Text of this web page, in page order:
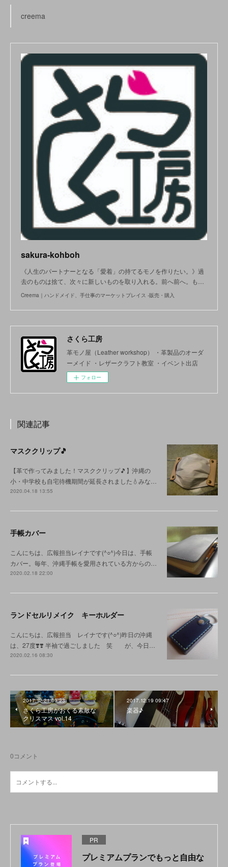
creema
sakura-kohboh
《人生のパートナーとなる「愛着」の持てるモノを作りたい。》過
去のものは捨て、次々に新しいものを取り入れる。前へ前へ。も…
Creema｜ハンドメイド、手仕事のマーケットプレイス -販売・購入
さくら工房
革モノ屋（Leather workshop） ・革製品のオーダ
ーメイド ・レザークラフト教室 ・イベント出店
フォロー
関連記事
マスククリップ🎵
【革で作ってみました！マスククリップ🎵】沖縄の
小・中学校も自宅待機期間が延長されました💧みな…
2020.04.18 13:55
手帳カバー
こんにちは、広報担当レイナです(^○^)今日は、手帳
カバー。毎年、沖縄手帳を愛用されている方からの…
2020.02.18 22:00
ランドセルリメイク キーホルダー
こんにちは、広報担当 レイナです(^○^)昨日の沖縄
は、27度❣️❣️ 半袖で過ごしました 笑 が、今日…
2020.02.16 08:30
2017.12.21 09:23
さくら工房がおくる素敵な
クリスマス vol.14
2017.12.19 09:47
楽器♪
0コメント
PR
プレミアムプランでもっと自由な